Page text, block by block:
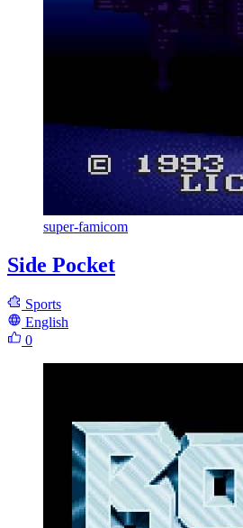
super-famicom
Side Pocket
Sports
English
0